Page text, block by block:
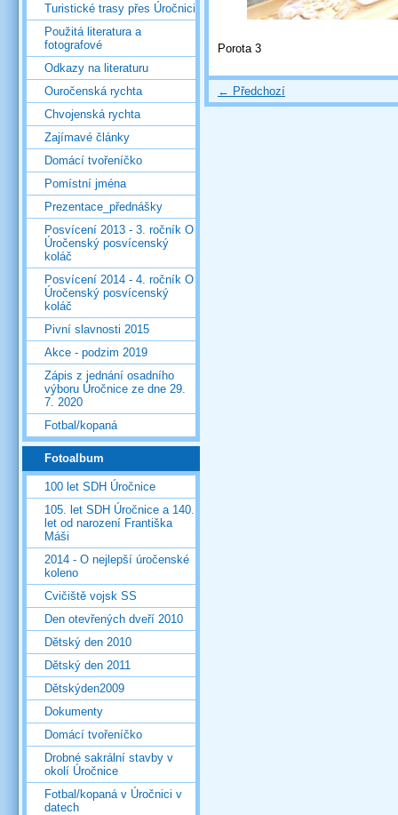
Porota 3
← Předchozí
Turistické trasy přes Úročnici
Použitá literatura a
fotografové
Odkazy na literaturu
Ouročenská rychta
Chvojenská rychta
Zajímavé články
Domácí tvořeníčko
Pomístní jména
Prezentace_přednášky
Posvícení 2013 - 3. ročník O
Úročenský posvícenský
koláč
Posvícení 2014 - 4. ročník O
Úročenský posvícenský
koláč
Pivní slavnosti 2015
Akce - podzim 2019
Zápis z jednání osadního
výboru Úročnice ze dne 29.
7. 2020
Fotbal/kopaná
Fotoalbum
100 let SDH Úročnice
105. let SDH Úročnice a 140.
let od narození Františka
Máši
2014 - O nejlepší úročenské
koleno
Cvičiště vojsk SS
Den otevřených dveří 2010
Dětský den 2010
Dětský den 2011
Dětskýden2009
Dokumenty
Domácí tvořeníčko
Drobné sakrální stavby v
okolí Úročnice
Fotbal/kopaná v Úročnici v
datech